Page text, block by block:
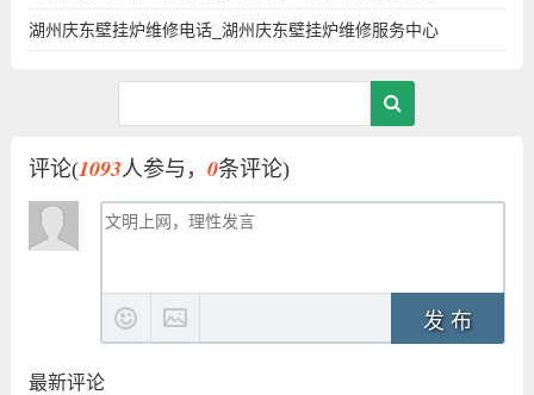
湖州庆东壁挂炉维修电话_湖州庆东壁挂炉维修服务中心
评论(1093人参与， 0条评论)
发 布
最新评论